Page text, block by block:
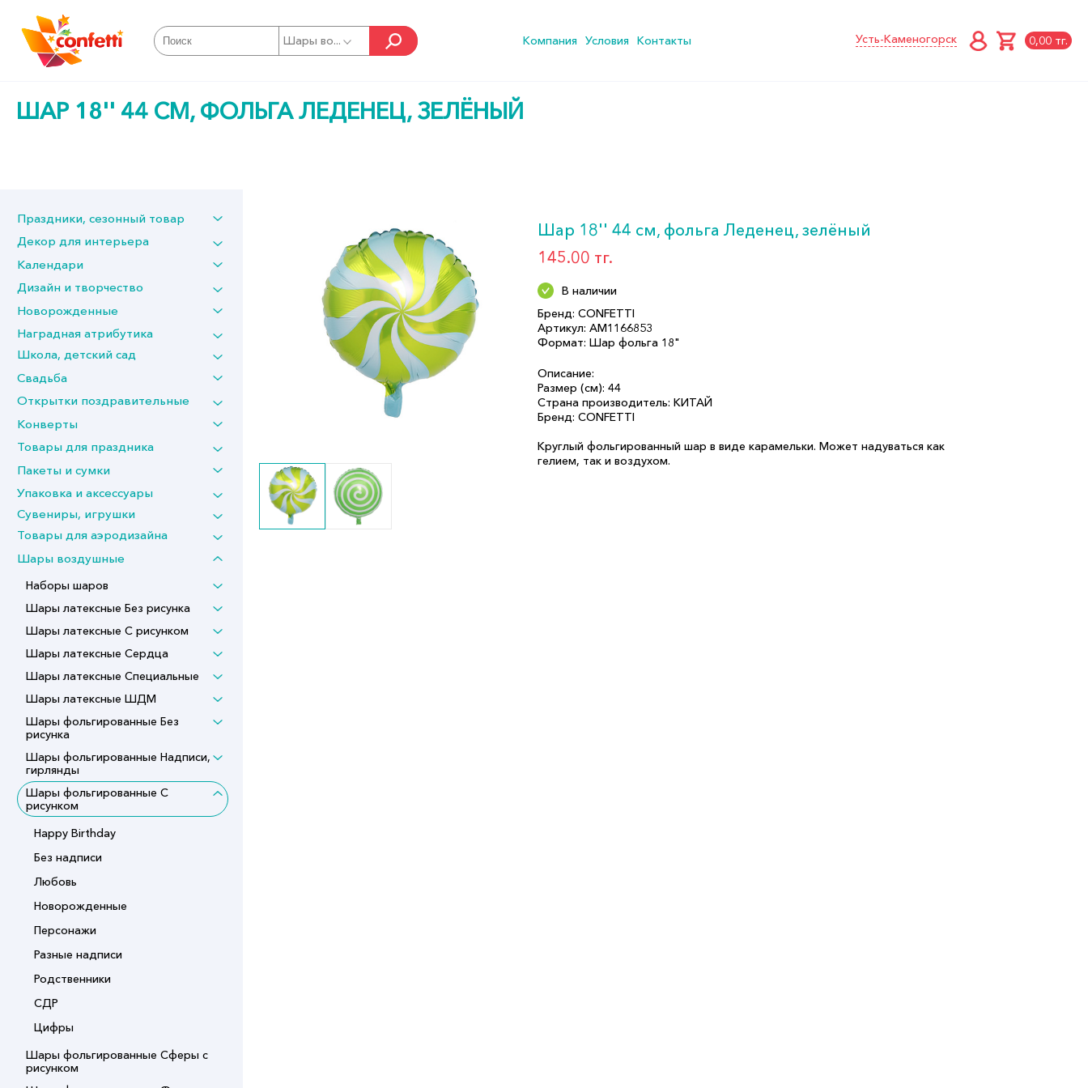
Шары во... Компания Условия Контакты Усть-Каменогорск 0,00 тг.
ШАР 18'' 44 СМ, ФОЛЬГА ЛЕДЕНЕЦ, ЗЕЛЁНЫЙ
Праздники, сезонный товар
Декор для интерьера
Календари
Дизайн и творчество
Новорожденные
Наградная атрибутика
Школа, детский сад
Свадьба
Открытки поздравительные
Конверты
Товары для праздника
Пакеты и сумки
Упаковка и аксессуары
Сувениры, игрушки
Товары для аэродизайна
Шары воздушные
Наборы шаров
Шары латексные Без рисунка
Шары латексные С рисунком
Шары латексные Сердца
Шары латексные Специальные
Шары латексные ШДМ
Шары фольгированные Без
рисунка
Шары фольгированные Надписи,
гирлянды
Шары фольгированные С
рисунком
Happy Birthday
Без надписи
Любовь
Новорожденные
Персонажи
Разные надписи
Родственники
СДР
Цифры
Шары фольгированные Сферы с
рисунком
Шар 18'' 44 см, фольга Леденец, зелёный
145.00 тг.
В наличии
Бренд: CONFETTI
Артикул: АМ1166853
Формат: Шар фольга 18"
Описание:
Размер (см): 44
Страна производитель: КИТАЙ
Бренд: CONFETTI
Круглый фольгированный шар в виде карамельки. Может надуваться как
гелием, так и воздухом.